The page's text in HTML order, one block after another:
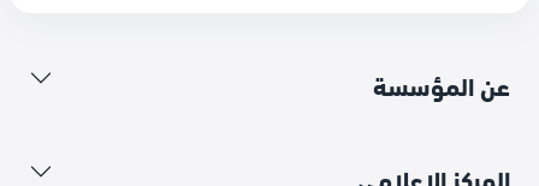
عن المؤسسة